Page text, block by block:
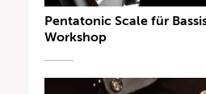
Pentatonic Scale für
Workshop